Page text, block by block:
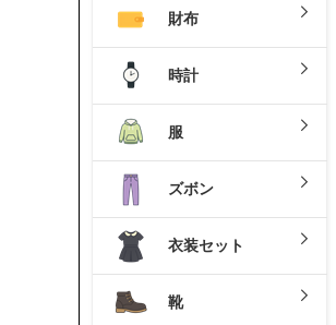
財布
時計
服
ズボン
衣装セット
靴